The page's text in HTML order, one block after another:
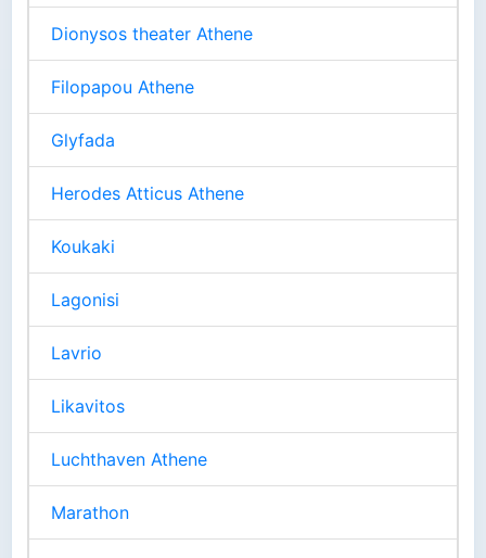
Dionysos theater Athene
Filopapou Athene
Glyfada
Herodes Atticus Athene
Koukaki
Lagonisi
Lavrio
Likavitos
Luchthaven Athene
Marathon